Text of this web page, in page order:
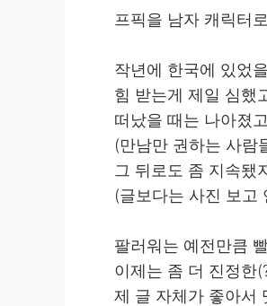
프픽을 남자 캐릭터
작년에 한국에 있었
힘 받는게 제일 심했
떠났을 때는 나아졌고
(만남만 권하는 사람
그 뒤로도 좀 지속됐
(글보다는 사진 보고
팔러워는 예전만큼
이제는 좀 더 진정한
제 글 자체가 좋아서